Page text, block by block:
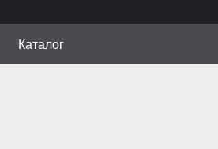
Каталог